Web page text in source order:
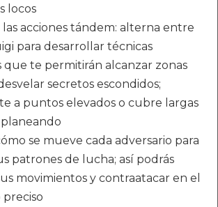
locos
acciones tándem: alterna entre
para desarrollar técnicas
que te permitirán alcanzar zonas
secretos escondidos;
a puntos elevados o cubre largas
se mueve cada adversario para
patrones de lucha; así podrás
movimientos y contraatacar en el